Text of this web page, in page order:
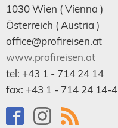
1030Wien ( Vienna )
Österreich (Austria )
office@profireisen.at
www.profireisen.at
tel: +43 1 - 714 24 14
fax: +43 1 - 714 24 14-4